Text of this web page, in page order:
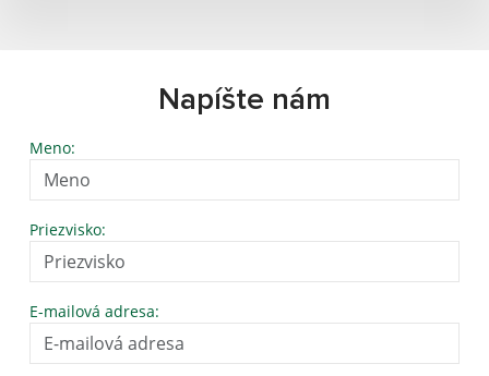
Napíšte nám
Meno:
Priezvisko:
E-mailová adresa: